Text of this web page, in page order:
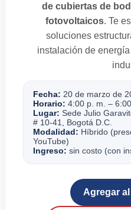
de cubiertas de
fotovoltaicos. Te
soluciones
instalación de
Fecha: 20 de marzo de
Horario: 4:00 p. m. –
Lugar: Sede Julio
# 10-41, Bogotá D.C.
Modalidad: Híbrido
YouTube)
Ingreso: sin costo (con
Agregar